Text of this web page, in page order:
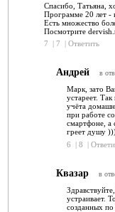
Спасибо, Татьяна,
Программе 20 лет -
Есть множество
Посмотрите
7
7 Ответить
Андрей в
Марк, зато
устареет.
учёта
при работе
смартфоне, а
греет душу
6
| 8 |
Квазар в
устраивает.
созданных